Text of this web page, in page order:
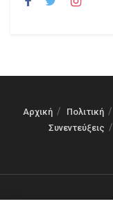
Αρχική Πολιτική
Συνεντεύξεις